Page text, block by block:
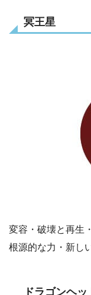
冥王星
変容・破壊と再生
根源的な力・新し
ドラゴンヘ